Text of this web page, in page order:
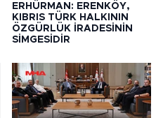
ERHÜRMAN: ERENKÖY,
KIBRIS TÜRK HALKININ
ÖZGÜRLÜK İRADESİNİN
SİMGESİDİR